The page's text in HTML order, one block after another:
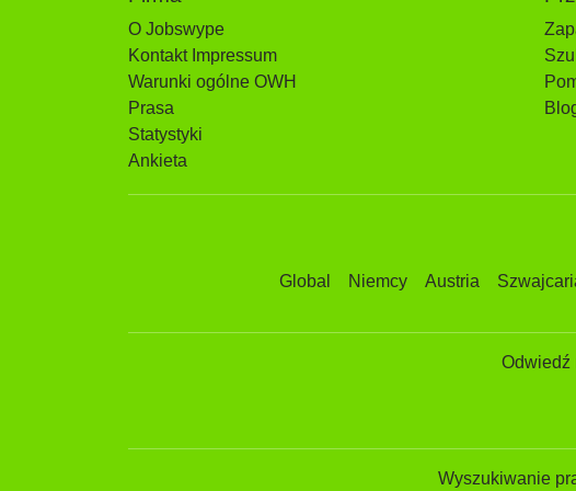
O Jobswype
Kontakt Impressum
Warunki ogólne OWH
Prasa
Statystyki
Ankieta
Global Niemcy Austria
Odwiedź
Wyszukiwanie